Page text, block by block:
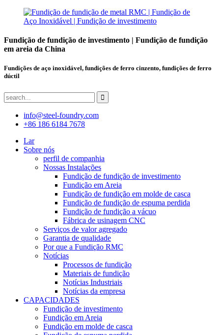
Fundição de fundição de investimento | Fundição de fundição
em areia da China
Fundições de aço inoxidável, fundições de ferro cinzento, fundições de ferro
dúctil
info@steel-foundry.com
+86 186 6184 7678
Lar
Sobre nós
perfil de companhia
Nossas Instalações
Fundição de fundição de investimento
Fundição em Areia
Fundição de fundição em molde de casca
Fundição de fundição de espuma perdida
Fundição de fundição a vácuo
Fábrica de usinagem CNC
Serviços de valor agregado
Garantia de qualidade
Por que a Fundição RMC
Notícias
Processos de fundição
Materiais de fundição
Notícias Industriais
Notícias da empresa
CAPACIDADES
Fundição de investimento
Fundição em Areia
Fundição em molde de casca